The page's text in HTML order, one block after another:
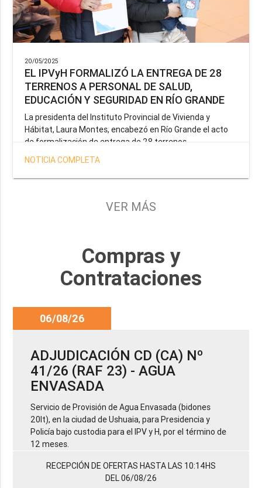
20/05/2025
EL IPVyH FORMALIZÓ LA ENTREGA DE 28
TERRENOS A PERSONAL DE SALUD,
EDUCACIÓN Y SEGURIDAD EN RÍO GRANDE
La presidenta del Instituto Provincial de Vivienda y
Hábitat, Laura Montes, encabezó en Río Grande el acto
de formalización de entrega de 28 terrenos
correspondientes a la operatoria especial anunciada por
el Gobernador Gustavo Melella, la cual tiene como
objetivo brindar una solución habitacional a docentes,
Provincia y del Servicio Penitenciario.
NOTICIA COMPLETA
VER MÁS
Compras y
Contrataciones
06/08/26
ADJUDICACIÓN CD (CA) Nº
41/26 (RAF 23) - AGUA
ENVASADA
Servicio de Provisión de Agua Envasada (bidones
20lt), en la ciudad de Ushuaia, para Presidencia y
Policía bajo custodia para el IPV y H, por el término de
12 meses.
RECEPCIÓN DE OFERTAS HASTA LAS 10:14HS
DEL 06/08/26